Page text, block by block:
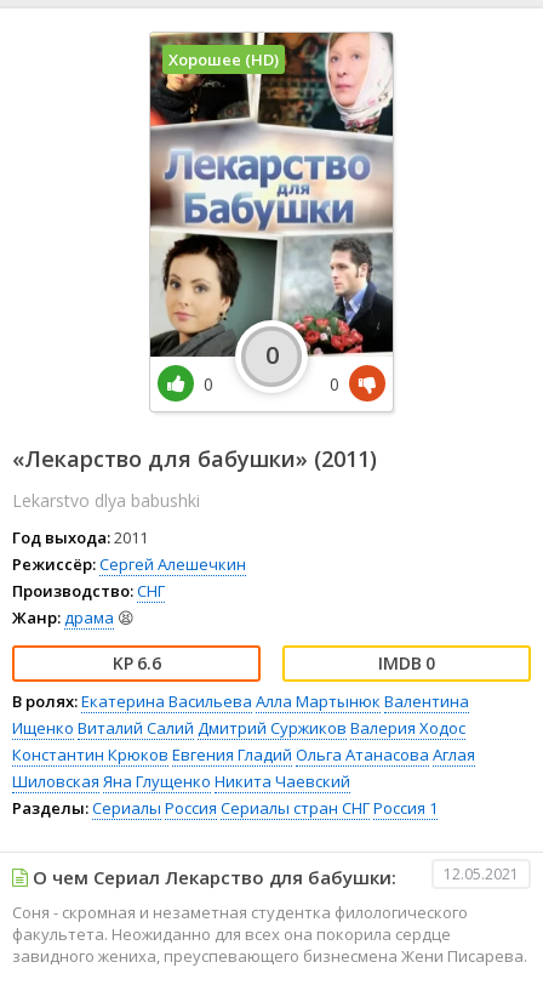
«Лекарство для бабушки» (2011)
Lekarstvo dlya babushki
Год выхода:2011
Режиссёр:Сергей Алешечкин
Производство:СНГ
Жанр:драма 😫
6.6 0
В ролях:Екатерина Васильева Алла Мартынюк Валентина
Ищенко Виталий Салий Дмитрий Суржиков Валерия Ходос
Константин Крюков Евгения Гладий Ольга Атанасова Аглая
Шиловская Яна Глущенко Никита Чаевский
Разделы:Сериалы Россия Сериалы стран СНГРоссия 1
Хорошее (HD)
0
0
0
О чем Сериал Лекарство для бабушки: 12.05.2021
Соня - скромная и незаметная студентка филологического
факультета. Неожиданно для всех она покорила сердце
завидного жениха, преуспевающего бизнесмена Жени Писарева.